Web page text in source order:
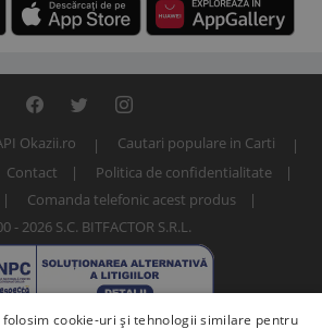
Okazii.ro
Cautari populare in Carti
Contact
Politica de confidentialitate
Comanda telefonic acest produs
- 2026 S.C. BITFACTOR S.R.L.
cookie-uri și tehnologii similare pentru